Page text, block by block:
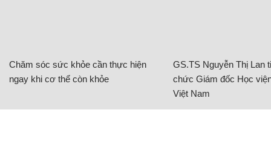
Chăm sóc sức khỏe cần thực hiện
ngay khi cơ thể còn khỏe
GS.TS Nguyễn Thị Lan
chức Giám đốc Học
Việt Nam